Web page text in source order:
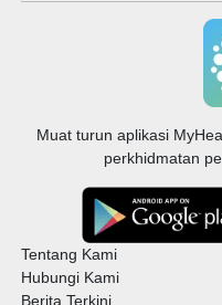
Muat turun aplikasi
perkhidmatan
Tentang Kami
Hubungi Kami
Berita Terkini